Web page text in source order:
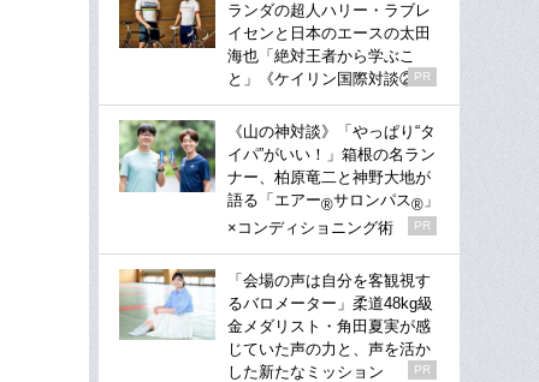
ランダの超人ハリー・ラブレ
イセンと日本のエースの太田
海也「絶対王者から学ぶこ
と」《ケイリン国際対談②》
PR
《山の神対談》「やっぱり“タ
イパ”がいい！」箱根の名ラン
ナー、柏原竜二と神野大地が
語る「エアー®サロンパス® 」
×コンディショニング術
PR
「会場の声は自分を客観視す
るバロメーター」柔道48kg級
金メダリスト・角田夏実が感
じていた声の力と、声を活か
した新たなミッション
PR